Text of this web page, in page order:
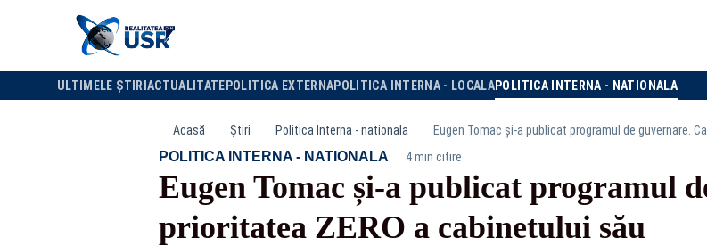
ULTIMELE ȘTIRI ACTUALITATE POLITICA EXTERNAPOLITICA INTERNA - LOCALAPOLITICA INTERNA - NATIONALA
Acasă Știri Politica Interna - nationala Eugen Tomac și-a publicat programul de guvernare.
POLITICA INTERNA - NATIONALA· 4 min citire
Eugen Tomac și-a publicat programul
prioritatea ZERO a cabinetului său